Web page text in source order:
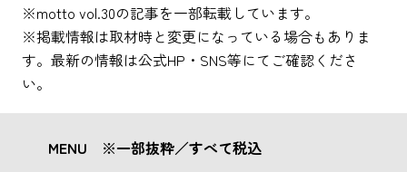
※motto vol.30の記事を一部転載しています。
※掲載情報は取材時と変更になっている場合もありま
す。最新の情報は公式HP・SNS等にてご確認くださ
い。
MENU ※一部抜粋／すべて税込